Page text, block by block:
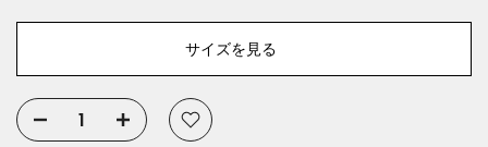
サイズを見る